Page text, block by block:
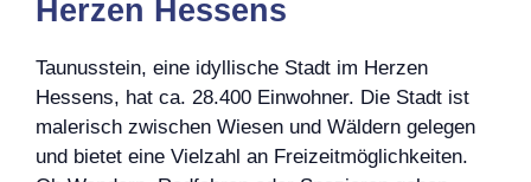
Herzen Hessens
Taunusstein, eine idyllische Stadt im Herzen
Hessens, hat ca. 28.400 Einwohner. Die Stadt ist
malerisch zwischen Wiesen und Wäldern gelegen
und bietet eine Vielzahl an Freizeitmöglichkeiten.